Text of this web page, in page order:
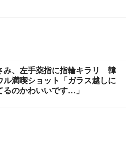
み、左手薬指に指輪キラリ 韓
ル満喫ショット「ガラス越しに
るのかわいいです…」